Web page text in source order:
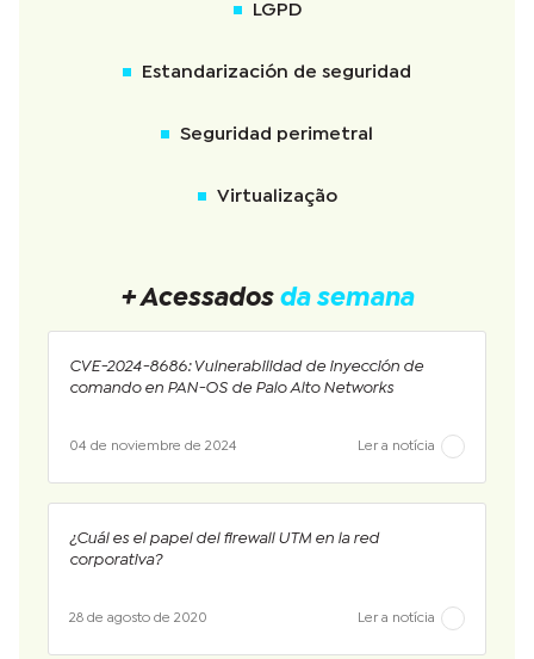
LGPD
Estandarización de seguridad
Seguridad perimetral
Virtualização
+ Acessados da semana
CVE-2024-8686: Vulnerabilidad de inyección de
comando en PAN-OS de Palo Alto Networks
04 de noviembre de 2024 Ler a notícia
¿Cuál es el papel del firewall UTM en la red
corporativa?
28 de agosto de 2020 Ler a notícia